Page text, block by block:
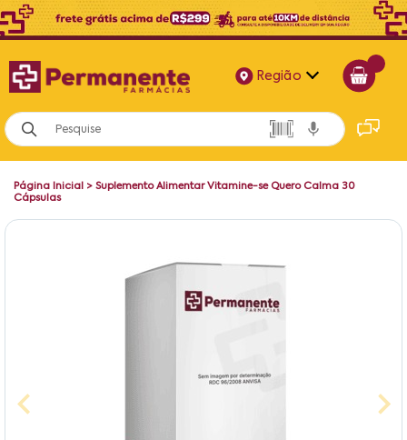
Região
Alagoas
Bahia
Página Inicial > Suplemento Alimentar Vitamine-se Quero Calma 30
Cápsulas